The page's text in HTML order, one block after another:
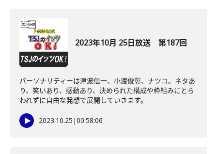
2023年10月 25日放送 第187回
パーソナリティーは津波信一、小渡俊彰、ナツコ。ネタあ
り、笑いあり、感動あり、決められた構成や枠組みにとら
われずに自由な発想で展開していきます。
2023.10.25 |00:58:06